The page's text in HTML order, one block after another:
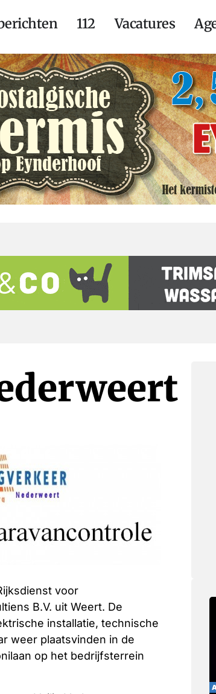
112 Vacatures
voor
B.V. uit Weert. De
installatie, technische
weer plaatsvinden in de
op het bedrijfsterrein